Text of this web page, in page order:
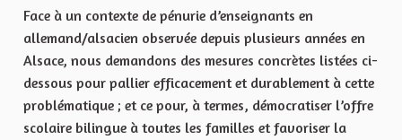
Face à un contexte de pénurie d’enseignants en
allemand/alsacien observée depuis plusieurs années en
Alsace, nous demandons des mesures concrètes listées ci-
dessous pour pallier efficacement et durablement à cette
problématique ; et ce pour, à termes, démocratiser l’offre
scolaire bilingue à toutes les familles et favoriser la